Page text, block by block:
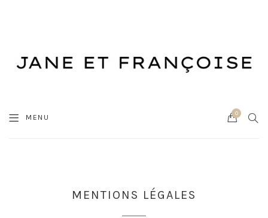
MENU Cart
0
MENTIONS LÉGALES